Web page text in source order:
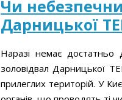
Чи
Дарницької
Наразі немає
золовідвал Дарницької
прилеглих територій. У